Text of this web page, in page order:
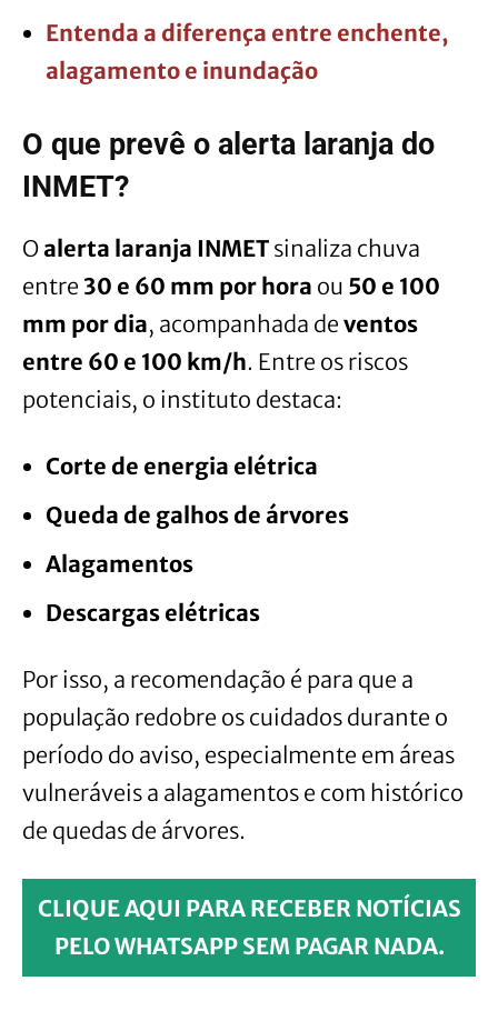
Entenda a diferença entre enchente,
alagamento e inundação
O que prevê o alerta laranja do
INMET?
O alerta laranja INMET sinaliza chuva
entre 30 e 60 mm por hora ou 50 e 100
mm por dia, acompanhada de ventos
entre 60 e 100 km/h. Entre os riscos
potenciais, o instituto destaca:
Corte de energia elétrica
Queda de galhos de árvores
Alagamentos
Descargas elétricas
Por isso, a recomendação é para que a
população redobre os cuidados durante o
período do aviso, especialmente em áreas
vulneráveis a alagamentos e com histórico
de quedas de árvores.
CLIQUE AQUI PARA RECEBER NOTÍCIAS
PELO WHATSAPP SEM PAGAR NADA.